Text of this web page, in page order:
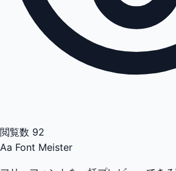
閲覧数 92
Aa Font Meister